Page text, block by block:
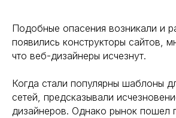
Подобные опасения возникали и
появились конструкторы сайтов,
что веб-дизайнеры исчезнут.
Когда стали популярны шаблоны
сетей, предсказывали
дизайнеров. Однако рынок пошел